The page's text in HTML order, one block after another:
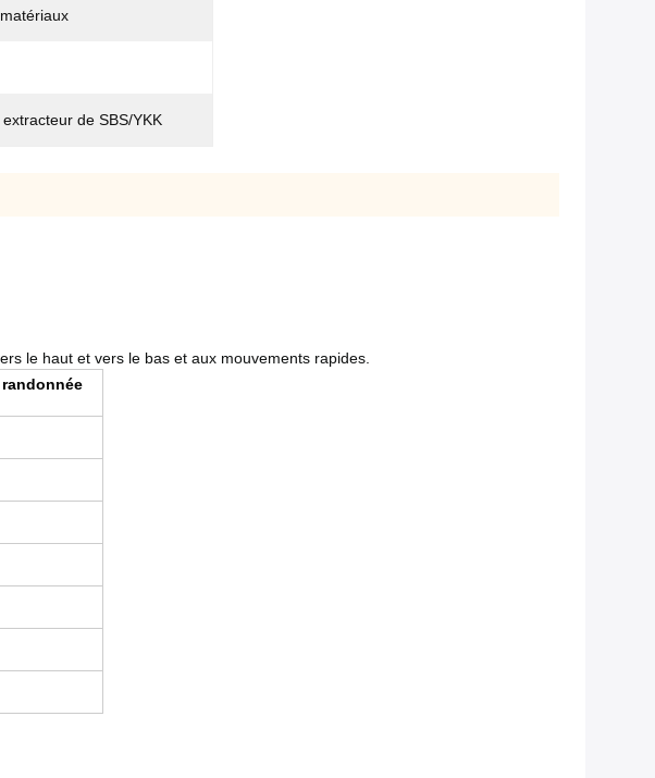
de SBS/YKK
le haut et vers le bas et aux mouvements rapides.